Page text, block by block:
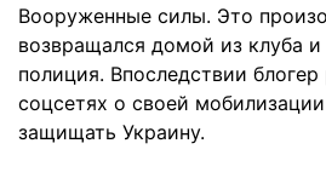
Вооруженные силы. Это
возвращался домой из клуба и
полиция. Впоследствии блогер
соцсетях о своей
защищать Украину.